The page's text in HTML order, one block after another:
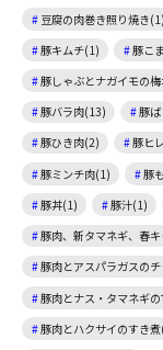
豆腐の肉巻き照り焼き(1)
豚キムチ(1)
豚こ
豚しゃぶとナガイモの
豚バラ肉(13)
豚
豚ひき肉(2)
豚ヒ
豚ミンチ肉(1)
豚
豚丼(1)
豚汁(1)
豚肉、新タマネギ、春
豚肉とアスパラガスの
豚肉とナス・タマネギ
豚肉とハクサイのすき